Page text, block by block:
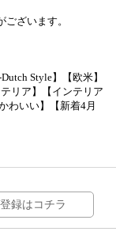
ざいます。
Style】【欧米】
リア】【インテリア
わいい】【新着4月
録はコチラ